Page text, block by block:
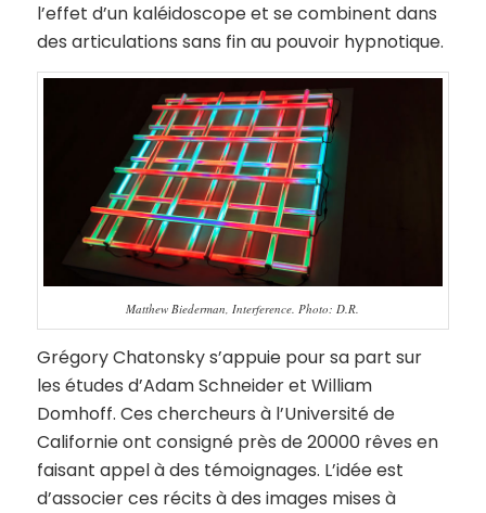
l’effet d’un kaléidoscope et se combinent dans
des articulations sans fin au pouvoir hypnotique.
Matthew Biederman, Interference. Photo: D.R.
Grégory Chatonsky s’appuie pour sa part sur
les études d’Adam Schneider et William
Domhoff. Ces chercheurs à l’Université de
Californie ont consigné près de 20000 rêves en
faisant appel à des témoignages. L’idée est
d’associer ces récits à des images mises à